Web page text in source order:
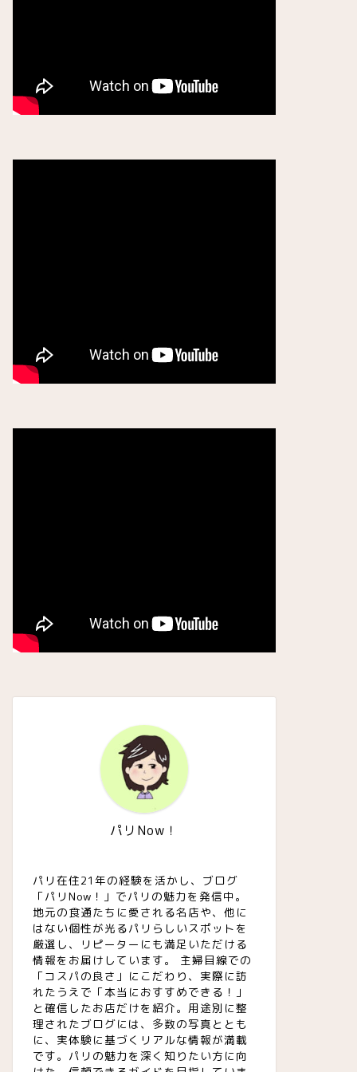
パリNow！
パリ在住21年の経験を活かし、ブログ
「パリNow！」でパリの魅力を発信中。
地元の食通たちに愛される名店や、他に
はない個性が光るパリらしいスポットを
厳選し、リピーターにも満足いただける
情報をお届けしています。 主婦目線での
「コスパの良さ」にこだわり、実際に訪
れたうえで「本当におすすめできる！」
と確信したお店だけを紹介。用途別に整
理されたブログには、多数の写真ととも
に、実体験に基づくリアルな情報が満載
です。パリの魅力を深く知りたい方に向